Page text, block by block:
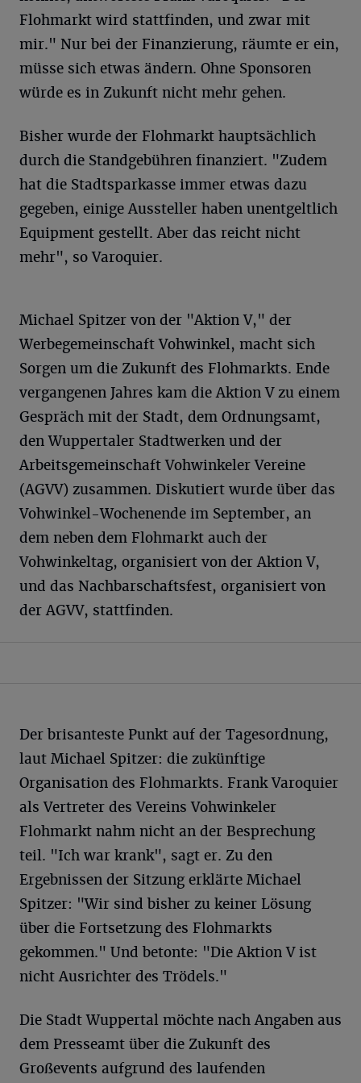
Flohmarkt wird stattfinden, und zwar mit
mir." Nur bei der Finanzierung, räumte er ein,
müsse sich etwas ändern. Ohne Sponsoren
würde es in Zukunft nicht mehr gehen.
Bisher wurde der Flohmarkt hauptsächlich
durch die Standgebühren finanziert. "Zudem
hat die Stadtsparkasse immer etwas dazu
gegeben, einige Aussteller haben unentgeltlich
Equipment gestellt. Aber das reicht nicht
mehr", so Varoquier.
Michael Spitzer von der "Aktion V," der
Werbegemeinschaft Vohwinkel, macht sich
Sorgen um die Zukunft des Flohmarkts. Ende
vergangenen Jahres kam die Aktion V zu einem
Gespräch mit der Stadt, dem Ordnungsamt,
den Wuppertaler Stadtwerken und der
Arbeitsgemeinschaft Vohwinkeler Vereine
(AGVV) zusammen. Diskutiert wurde über das
Vohwinkel-Wochenende im September, an
dem neben dem Flohmarkt auch der
Vohwinkeltag, organisiert von der Aktion V,
und das Nachbarschaftsfest, organisiert von
der AGVV, stattfinden.
Der brisanteste Punkt auf der Tagesordnung,
laut Michael Spitzer: die zukünftige
Organisation des Flohmarkts. Frank Varoquier
als Vertreter des Vereins Vohwinkeler
Flohmarkt nahm nicht an der Besprechung
teil. "Ich war krank", sagt er. Zu den
Ergebnissen der Sitzung erklärte Michael
Spitzer: "Wir sind bisher zu keiner Lösung
über die Fortsetzung des Flohmarkts
gekommen." Und betonte: "Die Aktion V ist
nicht Ausrichter des Trödels."
Die Stadt Wuppertal möchte nach Angaben aus
dem Presseamt über die Zukunft des
Großevents aufgrund des laufenden